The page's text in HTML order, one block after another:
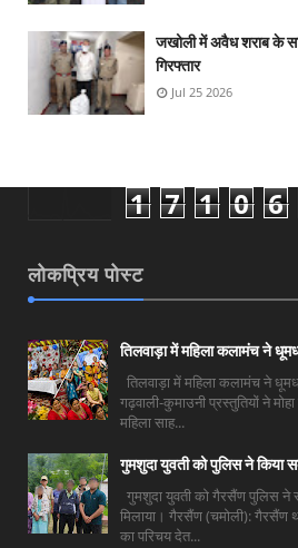
जखोली में अवैध शराब के
गिरफ्तार
Jul 25 2026
1 7 1 0 6
लोकप्रिय पोस्ट
तिलवाड़ा में महिला कलामंच ने
तिलवाड़ा में महिला कलामंच ने
गढ़वाली-कुमाउनी प्रस्तुतियों ने
महिला साह...
गुमशुदा युवती को पुलिस ने किया
गुमशुदा युवती को गैरसैंण पुलिस
मिलाया। गैरसैंण (चमोली): गैरसैंण
का परिचय देत...